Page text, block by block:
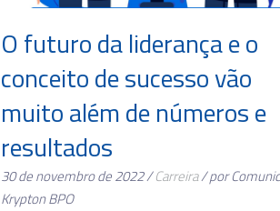
O futuro da liderança e o
conceito de sucesso vão
muito além de números e
resultados
30 de novembro de 2022 /Carreira/ por
Krypton BPO